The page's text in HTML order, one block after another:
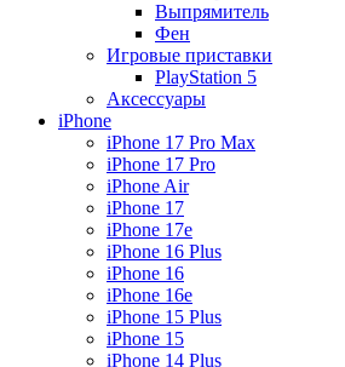
Выпрямитель
Фен
Игровые приставки
PlayStation 5
Аксессуары
iPhone
iPhone 17 Pro Max
iPhone 17 Pro
iPhone Air
iPhone 17
iPhone 17e
iPhone 16 Plus
iPhone 16
iPhone 16e
iPhone 15 Plus
iPhone 15
iPhone 14 Plus